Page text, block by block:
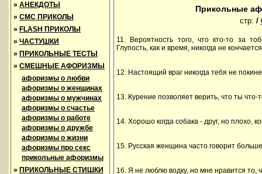
» АНЕКДОТЫ
» СМС ПРИКОЛЫ
» FLASH ПРИКОЛЫ
» ЧАСТУШКИ
» ПРИКОЛЬНЫЕ ТЕСТЫ
» СМЕШНЫЕ АФОРИЗМЫ
афоризмы о любви
афоризмы о женщинах
афоризмы о мужчинах
афоризмы о счастье
афоризмы о работе
афоризмы о дружбе
афоризмы о жизни
афоризмы про секс
прикольные афоризмы
» ПРИКОЛЬНЫЕ СТИШКИ
Прикольные
стр: /
11. Вероятность того, что кто-то за
Глупость, как и время, никогда не
12. Настоящий враг никогда тебя не
13. Курение позволяет верить, что ты
14. Хорошо когда собака - друг, но плохо,
15. Русская женщина часто говорит
16. Я не люблю водку, но мне нравится то,